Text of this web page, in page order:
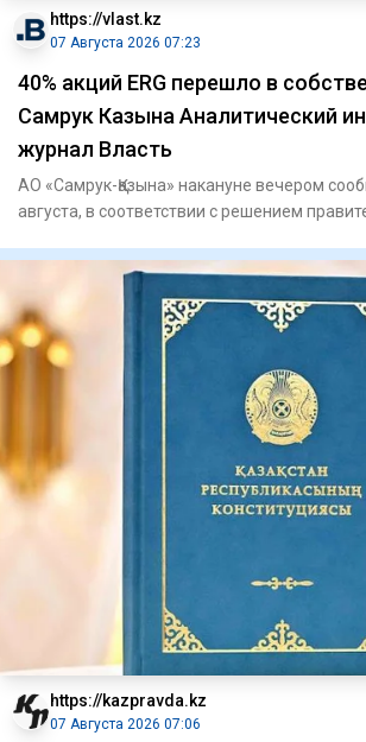
https://vlast.kz
07 Августа 2026 07:23
40% акций ERG перешло в
Самрук Казына Аналитический
журнал Власть
АО «Самрук-Қазына» накануне вечером
августа, в соответствии с решением
https://kazpravda.kz
07 Августа 2026 07:06